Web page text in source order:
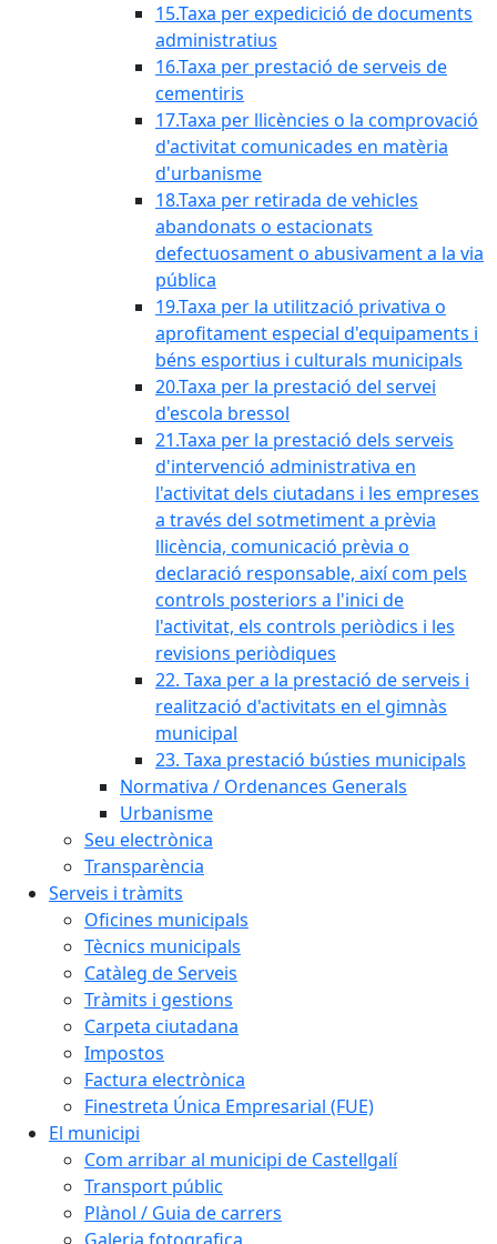
15.Taxa per expedicició de documents
administratius
16.Taxa per prestació de serveis de
cementiris
17.Taxa per llicències o la comprovació
d'activitat comunicades en matèria
d'urbanisme
18.Taxa per retirada de vehicles
abandonats o estacionats
defectuosament o abusivament a la via
pública
19.Taxa per la utilització privativa o
aprofitament especial d'equipaments i
béns esportius i culturals municipals
20.Taxa per la prestació del servei
d'escola bressol
21.Taxa per la prestació dels serveis
d'intervenció administrativa en
l'activitat dels ciutadans i les empreses
a través del sotmetiment a prèvia
llicència, comunicació prèvia o
declaració responsable, així com pels
controls posteriors a l'inici de
l'activitat, els controls periòdics i les
revisions periòdiques
22. Taxa per a la prestació de serveis i
realització d'activitats en el gimnàs
municipal
23. Taxa prestació bústies municipals
Normativa / Ordenances Generals
Urbanisme
Seu electrònica
Transparència
Serveis i tràmits
Oficines municipals
Tècnics municipals
Catàleg de Serveis
Tràmits i gestions
Carpeta ciutadana
Impostos
Factura electrònica
Finestreta Única Empresarial (FUE)
El municipi
Com arribar al municipi de Castellgalí
Transport públic
Plànol / Guia de carrers